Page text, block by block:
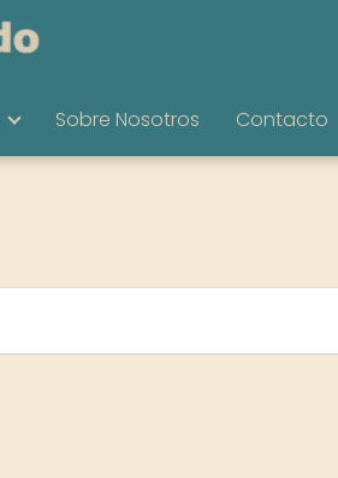
Sobre Nosotros Contacto